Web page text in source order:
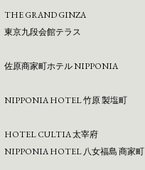
THE GRAND GINZA
東京九段会館テラス
佐原商家町ホテル NIPPONIA
NIPPONIA HOTEL 竹原 製塩町
HOTEL CULTIA 太宰府
NIPPONIA HOTEL 八女福島 商家町